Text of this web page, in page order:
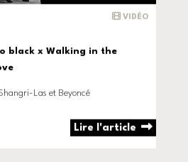
VIDÉO
black x Walking in the
Las et Beyoncé
Lire l'article